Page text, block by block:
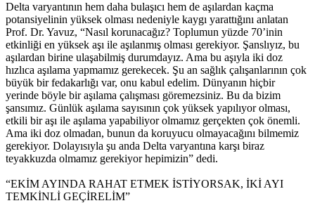
Delta varyantının hem daha bulaşıcı hem de aşılardan kaçma
potansiyelinin yüksek olması nedeniyle kaygı yarattığını anlatan
Prof. Dr. Yavuz, “Nasıl korunacağız? Toplumun yüzde 70’inin
etkinliği en yüksek aşı ile aşılanmış olması gerekiyor. Şanslıyız, bu
aşılardan birine ulaşabilmiş durumdayız. Ama bu aşıyla iki doz
hızlıca aşılama yapmamız gerekecek. Şu an sağlık çalışanlarının çok
büyük bir fedakarlığı var, onu kabul edelim. Dünyanın hiçbir
yerinde böyle bir aşılama çalışması göremezsiniz. Bu da bizim
şansımız. Günlük aşılama sayısının çok yüksek yapılıyor olması,
etkili bir aşı ile aşılama yapabiliyor olmamız gerçekten çok önemli.
Ama iki doz olmadan, bunun da koruyucu olmayacağını bilmemiz
gerekiyor. Dolayısıyla şu anda Delta varyantına karşı biraz
teyakkuzda olmamız gerekiyor hepimizin” dedi.
“EKİM AYINDA RAHAT ETMEK İSTİYORSAK, İKİ AYI
TEMKİNLİ GEÇİRELİM”